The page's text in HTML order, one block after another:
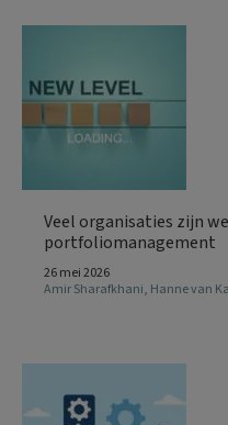
Veel organisaties zijn
portfoliomanagement
26 mei 2026
Amir Sharafkhani, Hanne van